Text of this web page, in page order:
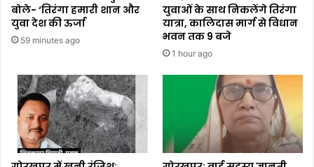
बोले- ‘तिरंगा हमारी शान और
युवा देश की ऊर्जा
59 minutes ago
युवाओं के साथ निकलेंगे तिरंगा
यात्रा, कालिदास मार्ग से विधान
भवन तक 9 बजे
1 hour ago